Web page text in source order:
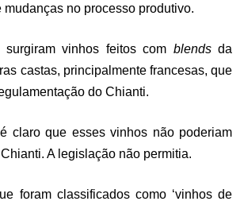
no processo produtivo.
vinhos feitos com blendsda
castas, principalmente francesas, que
do Chianti.
claro que esses vinhos não poderiam
A legislação não permitia.
foram classificados como ‘vinhos de